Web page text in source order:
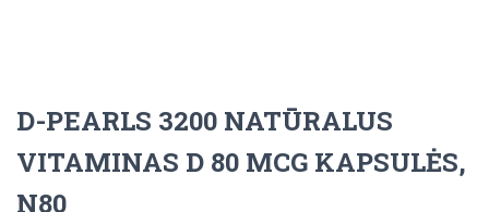
D-PEARLS 3200 NATŪRALUS
VITAMINAS D 80 MCG KAPSULĖS,
N80